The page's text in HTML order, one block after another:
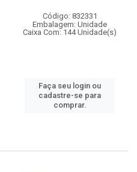
Código: 832331
Embalagem: Unidade
Caixa Com: 144 Unidade(s)
Faça seu login ou
cadastre-se para
comprar.